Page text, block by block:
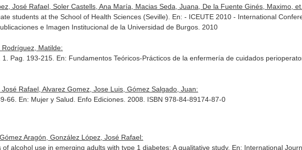
José Rafael, Soler Castells, Ana María, Macias Seda, Juana, De la Fuente Ginés, Maximo,
students at the School of Health Sciences (Seville). En: - ICEUTE 2010 - International
e Imagen Institucional de la Universidad de Burgos. 2010
Matilde:
Pag. 193-215. En: Fundamentos Teóricos-Prácticos de la enfermería de cuidados
Rafael, Alvarez Gomez, Jose Luis, Gómez Salgado, Juan:
66. En: Mujer y Salud . Enfo Ediciones. 2008. ISBN 978-84-89174-87-0
Aragón, González López, José Rafael:
alcohol use in emerging adults with type 1 diabetes: A qualitative study. En: International